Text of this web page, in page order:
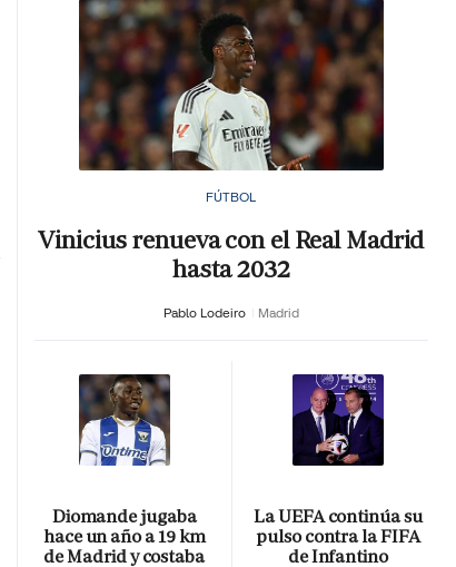
FÚTBOL
Vinicius renueva con el Real Madrid
hasta 2032
Pablo Lodeiro Madrid
Diomande jugaba
hace un año a 19 km
de Madrid y costaba
La UEFA continúa su
pulso contra la FIFA
de Infantino